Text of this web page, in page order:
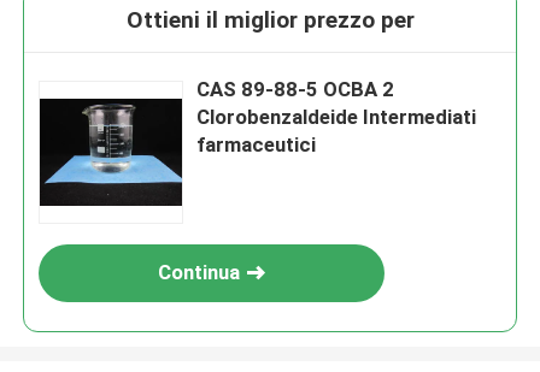
Ottieni il miglior prezzo per
CAS 89-88-5 OCBA 2
Clorobenzaldeide Intermediati
farmaceutici
Continua